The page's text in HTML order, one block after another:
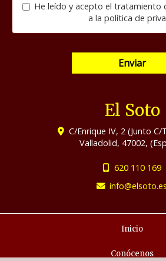
He leído y acepto el tratamiento
a la política de
Enviar
El Soto
C/Enrique IV, 2 (Junto C/
Valladolid, 47002,
620 110 169
info
elsoto.es
Inicio
Conócenos